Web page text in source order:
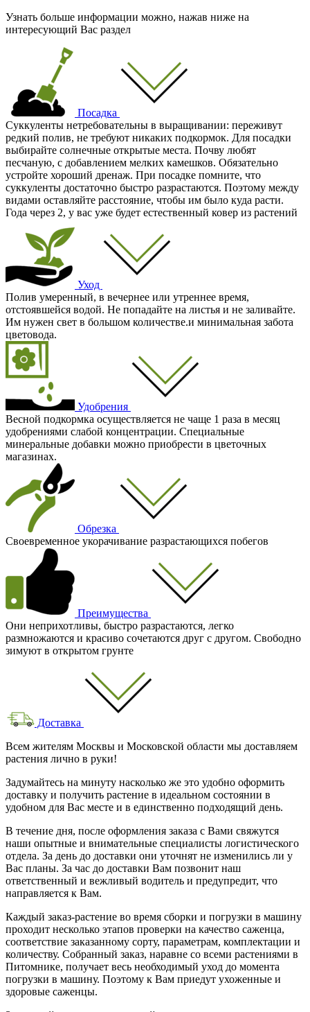
Узнать больше информации можно, нажав ниже на
интересующий Вас раздел
Посадка
Суккуленты нетребовательны в выращивании: переживут
редкий полив, не требуют никаких подкормок. Для посадки
выбирайте солнечные открытые места. Почву любят
песчаную, с добавлением мелких камешков. Обязательно
устройте хороший дренаж. При посадке помните, что
суккуленты достаточно быстро разрастаются. Поэтому между
видами оставляйте расстояние, чтобы им было куда расти.
Года через 2, у вас уже будет естественный ковер из растений
Уход
Полив умеренный, в вечернее или утреннее время,
отстоявшейся водой. Не попадайте на листья и не заливайте.
Им нужен свет в большом количестве.и минимальная забота
цветовода.
Удобрения
Весной подкормка осуществляется не чаще 1 раза в месяц
удобрениями слабой концентрации. Специальные
минеральные добавки можно приобрести в цветочных
магазинах.
Обрезка
Своевременное укорачивание разрастающихся побегов
Преимущества
Они неприхотливы, быстро разрастаются, легко
размножаются и красиво сочетаются друг с другом. Свободно
зимуют в открытом грунте
Доставка
Всем жителям Москвы и Московской области мы доставляем
растения лично в руки!
Задумайтесь на минуту насколько же это удобно оформить
доставку и получить растение в идеальном состоянии в
удобном для Вас месте и в единственно подходящий день.
В течение дня, после оформления заказа с Вами свяжутся
наши опытные и внимательные специалисты логистического
отдела. За день до доставки они уточнят не изменились ли у
Вас планы. За час до доставки Вам позвонит наш
ответственный и вежливый водитель и предупредит, что
направляется к Вам.
Каждый заказ-растение во время сборки и погрузки в машину
проходит несколько этапов проверки на качество саженца,
соответствие заказанному сорту, параметрам, комплектации и
количеству. Собранный заказ, наравне со всеми растениями в
Питомнике, получает весь необходимый уход до момента
погрузки в машину. Поэтому к Вам приедут ухоженные и
здоровые саженцы.